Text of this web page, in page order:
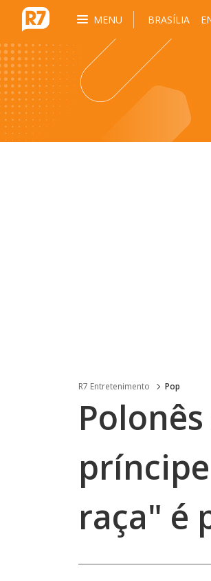
MENU BRASÍLIA
R7 Entretenimento Pop
raça" é